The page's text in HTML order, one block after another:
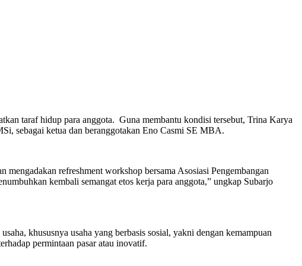
taraf hidup para anggota. Guna membantu kondisi tersebut, Trina Karya
sebagai ketua dan beranggotakan Eno Casmi SE MBA.
refreshment workshop bersama Asosiasi Pengembangan
kembali semangat etos kerja para anggota,” ungkap Subarjo
khususnya usaha yang berbasis sosial, yakni dengan kemampuan
permintaan pasar atau inovatif.